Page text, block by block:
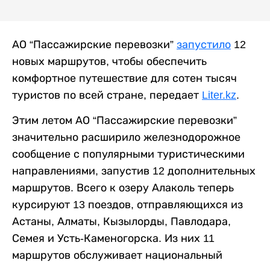
АО “Пассажирские перевозки” запустило 12
новых маршрутов, чтобы обеспечить
комфортное путешествие для сотен тысяч
туристов по всей стране, передает Liter.kz.
Этим летом АО “Пассажирские перевозки”
значительно расширило железнодорожное
сообщение с популярными туристическими
направлениями, запустив 12 дополнительных
маршрутов. Всего к озеру Алаколь теперь
курсируют 13 поездов, отправляющихся из
Астаны, Алматы, Кызылорды, Павлодара,
Семея и Усть-Каменогорска. Из них 11
маршрутов обслуживает национальный